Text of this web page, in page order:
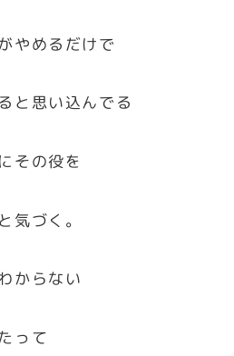
やめるだけで
と思い込んでる
その役を
気づく。
からない
って